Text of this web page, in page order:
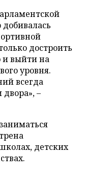
достроить
и выйти на
уровня.
всегда
двора», –
детских